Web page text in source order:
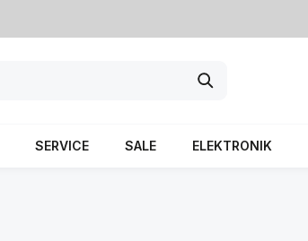
SERVICE SALE ELEKTRONIK